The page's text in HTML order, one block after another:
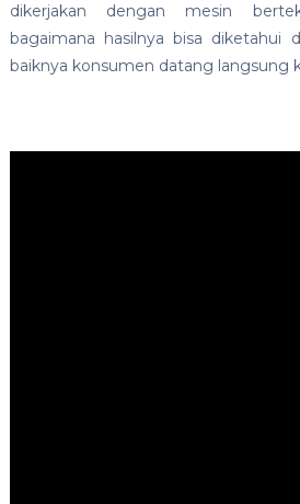
dikerjakan dengan mesin
bagaimana hasilnya bisa diketahui
baiknya konsumen datang langsung